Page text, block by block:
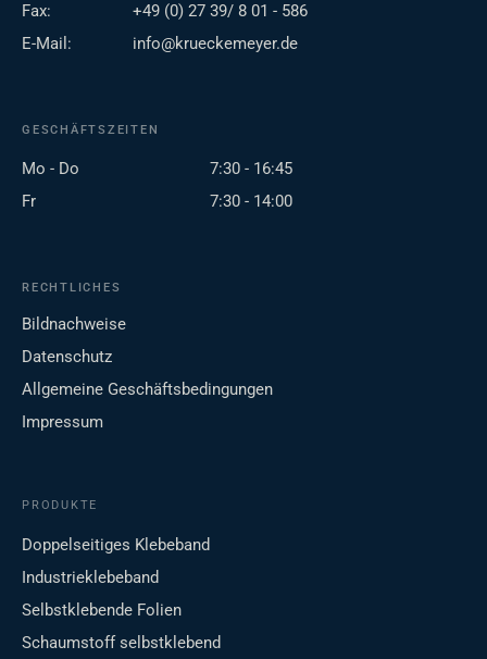
Fax:
+49 (0) 27 39/ 8 01 - 586
E-Mail:
info@krueckemeyer.de
GESCHÄFTSZEITEN
Mo - Do
7:30 - 16:45
Fr
7:30 - 14:00
RECHTLICHES
Bildnachweise
Datenschutz
Allgemeine Geschäftsbedingungen
Impressum
PRODUKTE
Doppelseitiges Klebeband
Industrieklebeband
Selbstklebende Folien
Schaumstoff selbstklebend